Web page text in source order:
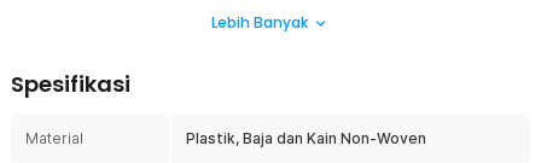
Penyimpanan Multilayer untuk Kapasitas Maksimal
Dengan ruang yang cukup luas, setiap layer dapat menampung
menyusun koleksi sepatu berdasarkan kategori, seperti sepatu
olahraga, sandal, atau sepatu formal. Ini akan membantu menjaga
Lebih Banyak
Spesifikasi
Material Plastik, Baja dan Kain Non-Woven